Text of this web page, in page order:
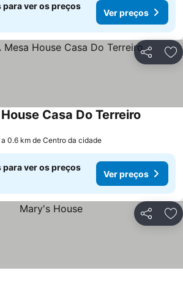
para ver os preços
Ver preços
Partilhar
Casa Do Terreiro
a 0.6 km de Centro da cidade
para ver os preços
Ver preços
Partilhar